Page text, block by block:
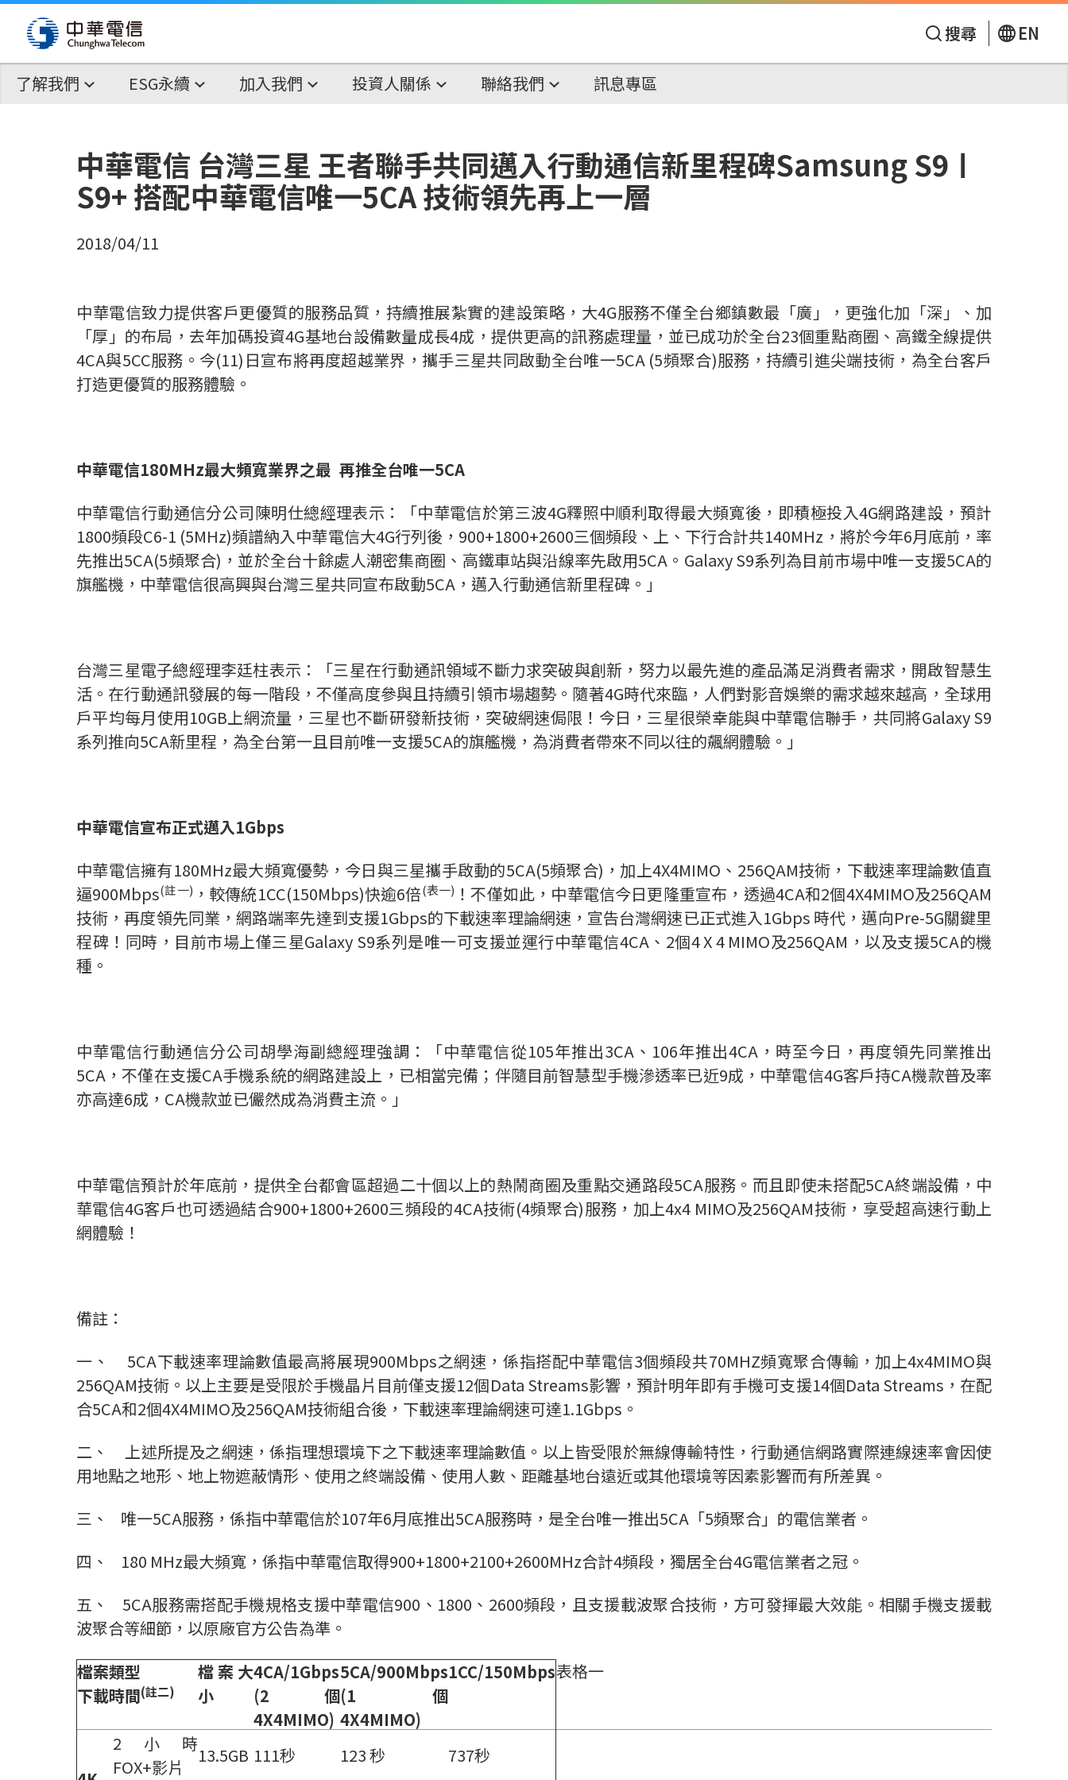
搜尋 EN
了解我們 ESG永續 加入我們 投資人關係 聯絡我們 訊息專區
中華電信 台灣三星 王者聯手共同邁入行動通信新里程碑Samsung S9〡
S9+ 搭配中華電信唯一5CA 技術領先再上一層
2018/04/11
中華電信致力提供客戶更優質的服務品質，持續推展紮實的建設策略，大4G服務不僅全台鄉鎮數最「廣」，更強化加「深」、加
「厚」的布局，去年加碼投資4G基地台設備數量成長4成，提供更高的訊務處理量，並已成功於全台23個重點商圈、高鐵全線提供
4CA與5CC服務。今(11)日宣布將再度超越業界，攜手三星共同啟動全台唯一5CA (5頻聚合)服務，持續引進尖端技術，為全台客戶
打造更優質的服務體驗。
中華電信180MHz最大頻寬業界之最 再推全台唯一5CA
中華電信行動通信分公司陳明仕總經理表示：「中華電信於第三波4G釋照中順利取得最大頻寬後，即積極投入4G網路建設，預計
1800頻段C6-1 (5MHz)頻譜納入中華電信大4G行列後，900+1800+2600三個頻段、上、下行合計共140MHz，將於今年6月底前，率
先推出5CA(5頻聚合)，並於全台十餘處人潮密集商圈、高鐵車站與沿線率先啟用5CA。Galaxy S9系列為目前市場中唯一支援5CA的
旗艦機，中華電信很高興與台灣三星共同宣布啟動5CA，邁入行動通信新里程碑。」
台灣三星電子總經理李廷柱表示：「三星在行動通訊領域不斷力求突破與創新，努力以最先進的產品滿足消費者需求，開啟智慧生
活。在行動通訊發展的每一階段，不僅高度參與且持續引領市場趨勢。隨著4G時代來臨，人們對影音娛樂的需求越來越高，全球用
戶平均每月使用10GB上網流量，三星也不斷研發新技術，突破網速侷限！今日，三星很榮幸能與中華電信聯手，共同將Galaxy S9
系列推向5CA新里程，為全台第一且目前唯一支援5CA的旗艦機，為消費者帶來不同以往的飆網體驗。」
中華電信宣布正式邁入1Gbps
中華電信擁有180MHz最大頻寬優勢，今日與三星攜手啟動的5CA(5頻聚合)，加上4X4MIMO、256QAM技術，下載速率理論數值直
逼900Mbps(註一) ，較傳統1CC(150Mbps)快逾6倍(表一) ！不僅如此，中華電信今日更隆重宣布，透過4CA和2個4X4MIMO及256QAM
技術，再度領先同業，網路端率先達到支援1Gbps的下載速率理論網速，宣告台灣網速已正式進入1Gbps 時代，邁向Pre-5G關鍵里
程碑！同時，目前市場上僅三星Galaxy S9系列是唯一可支援並運行中華電信4CA、2個4 X 4 MIMO及256QAM，以及支援5CA的機
種。
中華電信行動通信分公司胡學海副總經理強調：「中華電信從105年推出3CA、106年推出4CA，時至今日，再度領先同業推出
5CA，不僅在支援CA手機系統的網路建設上，已相當完備；伴隨目前智慧型手機滲透率已近9成，中華電信4G客戶持CA機款普及率
亦高達6成，CA機款並已儼然成為消費主流。」
中華電信預計於年底前，提供全台都會區超過二十個以上的熱鬧商圈及重點交通路段5CA服務。而且即使未搭配5CA終端設備，中
華電信4G客戶也可透過結合900+1800+2600三頻段的4CA技術(4頻聚合)服務，加上4x4 MIMO及256QAM技術，享受超高速行動上
網體驗！
備註：
一、 5CA下載速率理論數值最高將展現900Mbps之網速，係指搭配中華電信3個頻段共70MHZ頻寬聚合傳輸，加上4x4MIMO與
256QAM技術。以上主要是受限於手機晶片目前僅支援12個Data Streams影響，預計明年即有手機可支援14個Data Streams，在配
合5CA和2個4X4MIMO及256QAM技術組合後，下載速率理論網速可達1.1Gbps。
二、 上述所提及之網速，係指理想環境下之下載速率理論數值。以上皆受限於無線傳輸特性，行動通信網路實際連線速率會因使
用地點之地形、地上物遮蔽情形、使用之終端設備、使用人數、距離基地台遠近或其他環境等因素影響而有所差異。
三、 唯一5CA服務，係指中華電信於107年6月底推出5CA服務時，是全台唯一推出5CA「5頻聚合」的電信業者。
四、 180 MHz最大頻寬，係指中華電信取得900+1800+2100+2600MHz合計4頻段，獨居全台4G電信業者之冠。
五、 5CA服務需搭配手機規格支援中華電信900、1800、2600頻段，且支援載波聚合技術，方可發揮最大效能。相關手機支援載
波聚合等細節，以原廠官方公告為準。
檔案類型
下載時間(註二)
檔案大
小
4CA/1Gbps
(2 個
4X4MIMO)
5CA/900Mbps
(1 個
4X4MIMO)
1CC/150Mbps
2小時
FOX+影片
13.5GB 111秒 123 秒
737秒
表格一